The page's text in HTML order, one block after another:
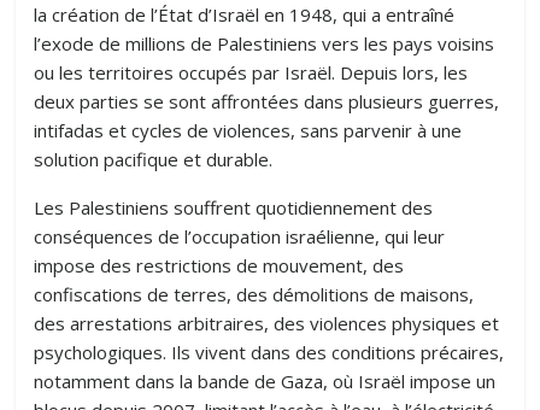
la création de l’État d’Israël en 1948, qui a entraîné
l’exode de millions de Palestiniens vers les pays voisins
ou les territoires occupés par Israël. Depuis lors, les
deux parties se sont affrontées dans plusieurs guerres,
intifadas et cycles de violences, sans parvenir à une
solution pacifique et durable.
Les Palestiniens souffrent quotidiennement des
conséquences de l’occupation israélienne, qui leur
impose des restrictions de mouvement, des
confiscations de terres, des démolitions de maisons,
des arrestations arbitraires, des violences physiques et
psychologiques. Ils vivent dans des conditions précaires,
notamment dans la bande de Gaza, où Israël impose un